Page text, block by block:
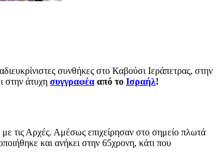
συνθήκες στο Καβούσι Ιεράπετρας, στην
στην άτυχη συγγραφέα από το Ισραήλ!
τις Αρχές. Αμέσως επιχείρησαν στο σημείο πλωτά
και ανήκει στην 65χρονη, κάτι που